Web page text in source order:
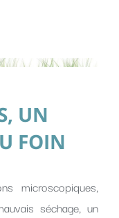
UN
FOIN
microscopiques,
séchage, un